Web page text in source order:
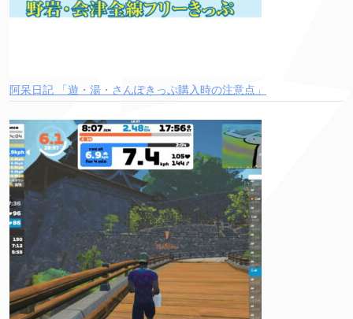
阿呆日記 「遊・湯・さんぽきっぷ購入時の注意点」